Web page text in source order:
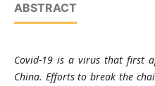
ABSTRACT
Covid-19 is a virus that first
China. Efforts to break the